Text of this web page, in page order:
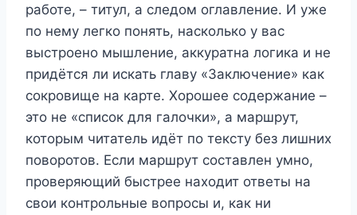
работе, – титул, а следом оглавление. И уже
по нему легко понять, насколько у вас
выстроено мышление, аккуратна логика и не
придётся ли искать главу «Заключение» как
сокровище на карте. Хорошее содержание –
это не «список для галочки», а маршрут,
которым читатель идёт по тексту без лишних
поворотов. Если маршрут составлен умно,
проверяющий быстрее находит ответы на
свои контрольные вопросы и, как ни